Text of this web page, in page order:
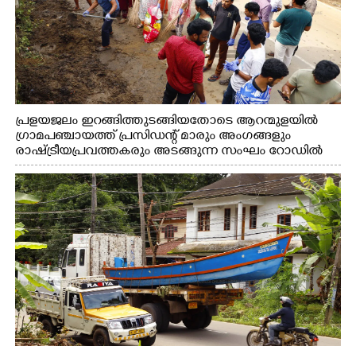
പ്രളയജലം ഇറങ്ങിത്തുടങ്ങിയതോടെ ആറന്മുളയിൽ
ഗ്രാമപഞ്ചായത്ത് പ്രസിഡന്റ് മാരും അംഗങ്ങളും
രാഷ്ട്രീയപ്രവത്തകരും അടങ്ങുന്ന സംഘം റോഡിൽ
അടിഞ്ഞ് കൂടിയ ചെളിയും മണ്ണും മറ്റ് മാലിന്യങ്ങളും
നീക്കം ചെയ്യുന്നു.